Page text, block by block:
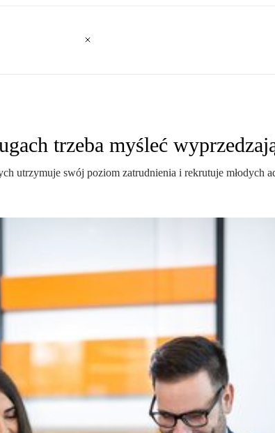
trzeba myśleć
utrzymuje swój poziom zatrudnienia i rekrutuje młodych